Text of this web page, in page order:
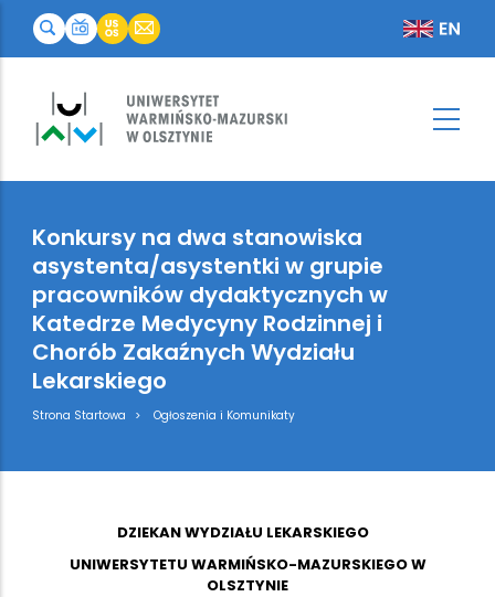
Konkursy na dwa stanowiska
asystenta/asystentki w grupie
pracowników dydaktycznych w
Katedrze Medycyny Rodzinnej i
Chorób Zakaźnych Wydziału
Lekarskiego
Breadcrumb
Strona Startowa Ogłoszenia i Komunikaty
DZIEKAN WYDZIAŁU LEKARSKIEGO
UNIWERSYTETU WARMIŃSKO-MAZURSKIEGO W
OLSZTYNIE